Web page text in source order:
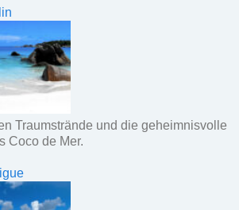
Traumstrände und die geheimnisvolle
Coco de Mer.